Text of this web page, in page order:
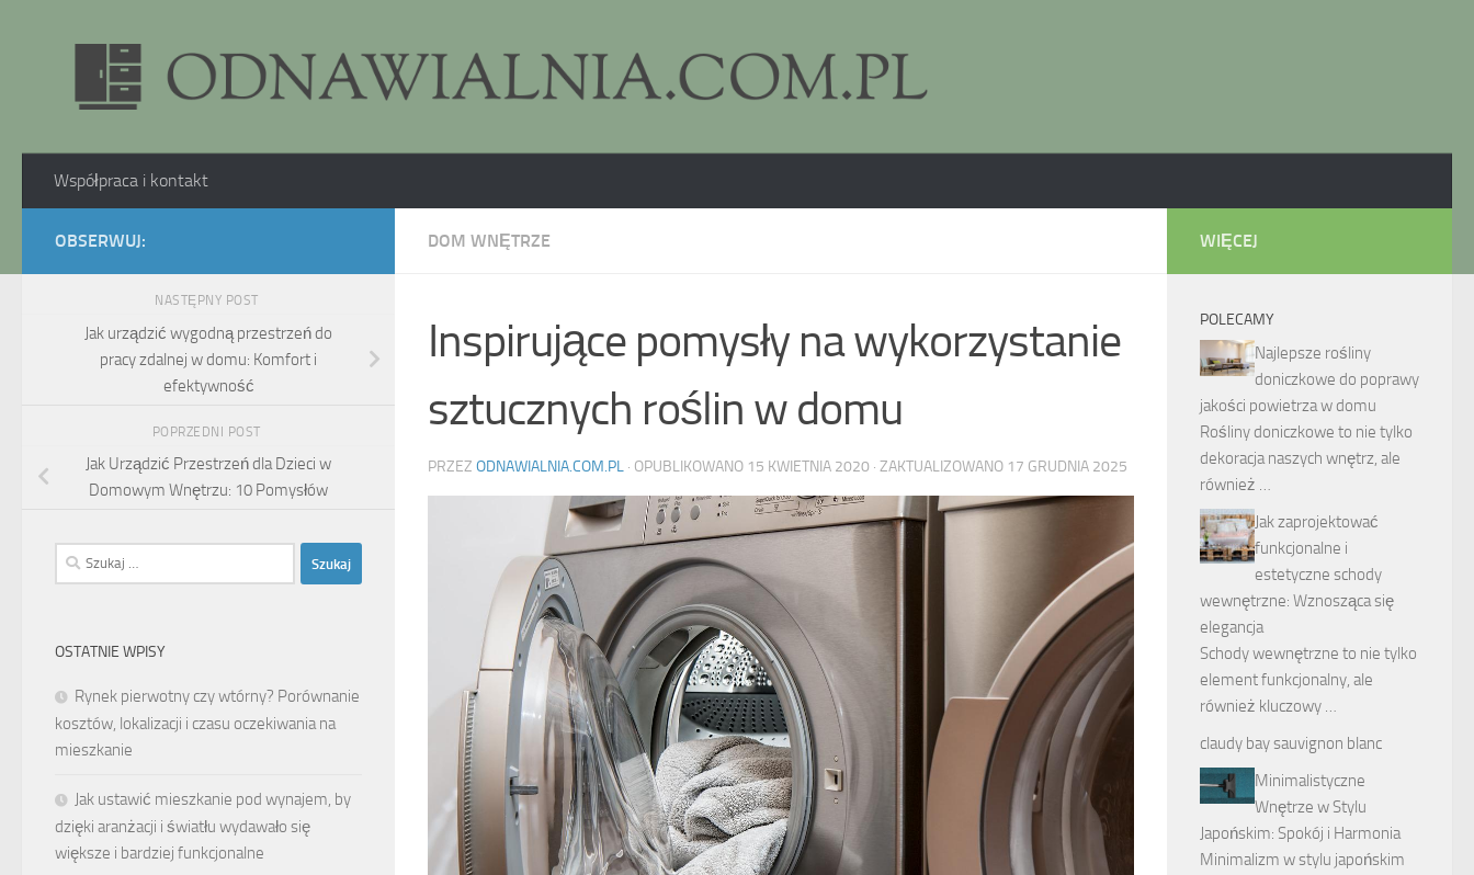
Współpraca i kontakt
DOM WNĘTRZE
Inspirujące pomysły na wykorzystanie
sztucznych roślin w domu
PRZEZ ODNAWIALNIA.COM.PL · OPUBLIKOWANO 15 KWIETNIA 2020 · ZAKTUALIZOWANO 17 GRUDNIA 2025
OBSERWUJ:
NASTĘPNY POST
Jak urządzić wygodną przestrzeń do
pracy zdalnej w domu: Komfort i
efektywność
POPRZEDNI POST
Jak Urządzić Przestrzeń dla Dzieci w
Domowym Wnętrzu: 10 Pomysłów
Szukaj:
OSTATNIE WPISY
Rynek pierwotny czy wtórny? Porównanie
kosztów, lokalizacji i czasu oczekiwania na
mieszkanie
Jak ustawić mieszkanie pod wynajem, by
dzięki aranżacji i światłu wydawało się
większe i bardziej funkcjonalne
WIĘCEJ
POLECAMY
Najlepsze rośliny
doniczkowe do poprawy
jakości powietrza w domu
Rośliny doniczkowe to nie tylko
dekoracja naszych wnętrz, ale
również …
Jak zaprojektować
funkcjonalne i
estetyczne schody
wewnętrzne: Wznosząca się
elegancja
Schody wewnętrzne to nie tylko
element funkcjonalny, ale
również kluczowy …
claudy bay sauvignon blanc
Minimalistyczne
Wnętrze w Stylu
Japońskim: Spokój i Harmonia
Minimalizm w stylu japońskim